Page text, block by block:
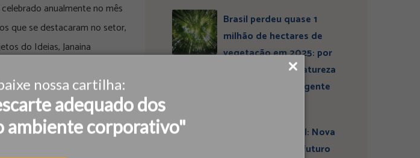
nossa cartilha:
adequado dos
ambiente corporativo"
anualmente no mês
que se destacaram no setor,
do Ideias, Janaina
toda a sociedade
na proteção do meio
explica o vereador
Brasil perdeu quase 1
milhão de hectares de
vegetação em 2025: por
que conservar a natureza
continua sendo urgente
Entrevista ESBrasil: Nova
liderança projeta futuro